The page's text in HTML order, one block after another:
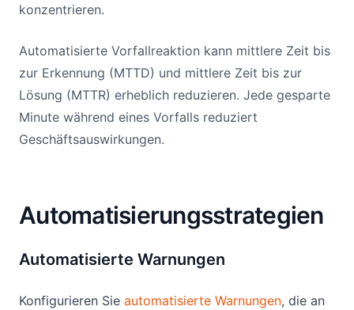
konzentrieren.
Automatisierte Vorfallreaktion kann mittlere Zeit bis
zur Erkennung (MTTD) und mittlere Zeit bis zur
Lösung (MTTR) erheblich reduzieren. Jede gesparte
Minute während eines Vorfalls reduziert
Geschäftsauswirkungen.
Automatisierungsstrategien
Automatisierte Warnungen
Konfigurieren Sie automatisierte Warnungen, die an